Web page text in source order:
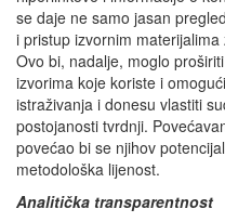
se daje ne samo jasan
i pristup izvornim
Ovo bi, nadalje, moglo
izvorima koje koriste i
istraživanja i donesu vlastiti
postojanosti tvrdnji.
povećao bi se njihov
metodološka lijenost.
Analitička transparentnost